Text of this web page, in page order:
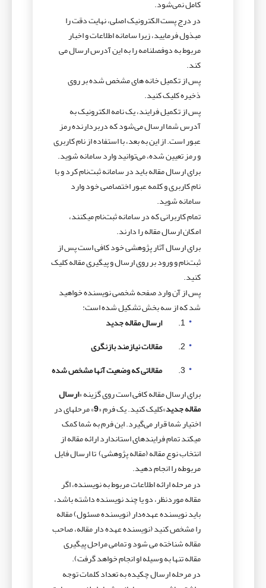
کامل نمی­‌شود.
در درج پست الکترونیک اصلی، نهایت دقت را
مبذول فرمایید، زیرا سامانه اطلاعات و اخبار
مربوط به دوفصلنامه را به این آدرس ارسال می­‌
کند.
پس از تکمیل خانه­ های مشخص شده بر روی
ذخیره کلیک کنید.
پس از تکمیل فرایند، یک نامه الکترونیک به
آدرس شما ارسال می­‌شود که دربردارنده رمز
عبور است. از این به بعد، با استفاده از نام کاربری
و رمز تعیین شده، می‌توانید وارد سامانه شوید.
برای ارسال مقاله باید در سامانه ثبت­‌نام کرد و با
نام کاربری و کلمه عبور اختصاصی خود وارد
سامانه شوید.
تمام کاربرانی که در سامانه ثبت‌نام می­کنند،
امکان ارسال مقاله را دارند.
برای ارسال آثار پژوهشی خود کافی است پس از
ثبت‌­نام و ورود بر روی ارسال و پیگیری مقاله کلیک
کنید.
پس از آن وارد صفحه شخصی نویسنده خواهید
شد که از سه بخش تشکیل شده است:
ارسال مقاله جدید
مقالات نیازمند بازنگری
مقالاتی که وضعیت آنها مشخص شده
برای ارسال مقاله کافی است روی گزینه «ارسال
مقاله جدید»کلیک کنید. یک فرم «9» مرحله­ای در
اختیار شما قرار می­‌گیرد. این فرم به شما کمک
می­کند تمام فرایند‌های استاندارد ارائه مقاله از
انتخاب نوع مقاله (مقاله پژوهشی) تا ارسال فایل
مربوطه را انجام دهید.
در مرحله ارائه اطلاعات مربوط به نویسنده، اگر
مقاله موردنظر، دو یا چند نویسنده داشته باشد،
باید نویسنده عهده‌دار (نویسنده مسئول) مقاله
را مشخص کنید (نویسنده عهده دار مقاله، صاحب
مقاله شناخته می شود و تمامی مراحل پیگیری
مقاله تنها به وسیله او انجام خواهد گرفت).
در مرحله ارسال چکیده به تعداد کلمات توجه